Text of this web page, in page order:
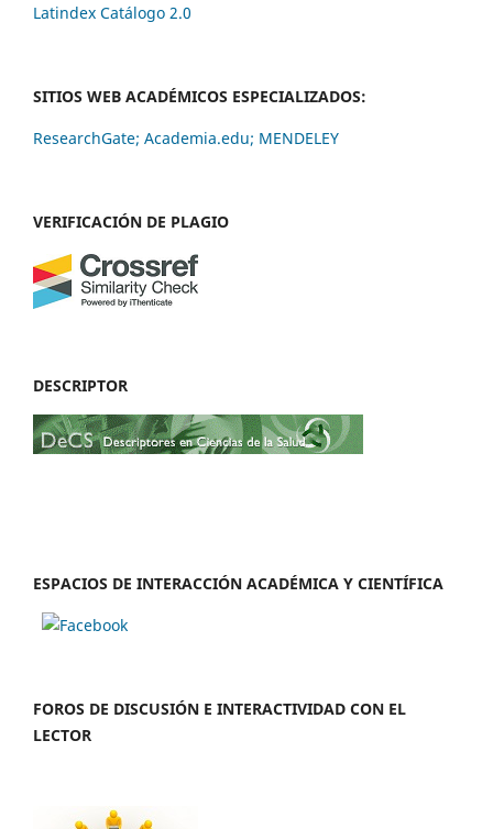
Latindex Catálogo 2.0
SITIOS WEB ACADÉMICOS ESPECIALIZADOS:
ResearchGate; Academia.edu; MENDELEY
VERIFICACIÓN DE PLAGIO
DESCRIPTOR
ESPACIOS DE INTERACCIÓN ACADÉMICA Y CIENTÍFICA
FOROS DE DISCUSIÓN E INTERACTIVIDAD CON EL
LECTOR